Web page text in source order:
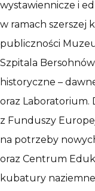
wystawiennicze i
w ramach szerszej
publiczności
Szpitala
historyczne –
oraz Laboratorium.
z Funduszy
na potrzeby
oraz Centrum
kubatury